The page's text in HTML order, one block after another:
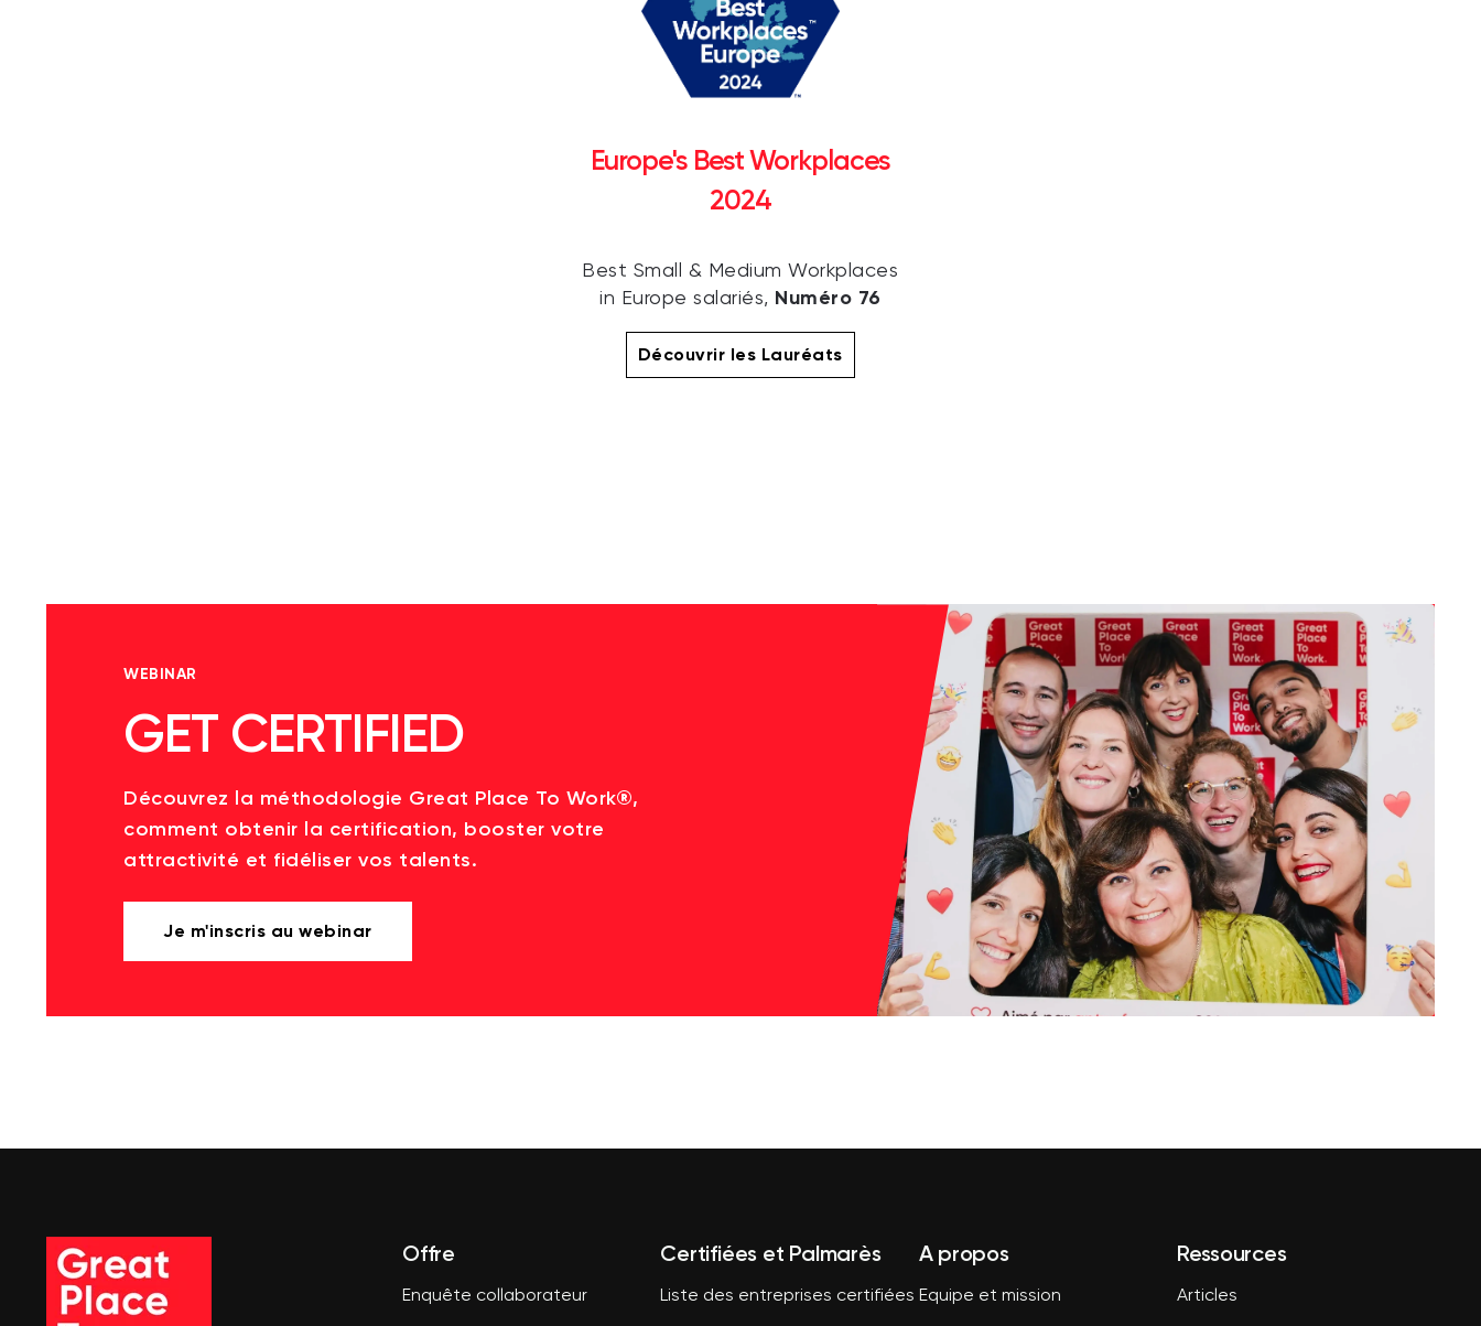
Europe's Best Workplaces
2024
Best Small & Medium Workplaces
in Europe salariés, Numéro 76
Découvrir les Lauréats
WEBINAR
GET CERTIFIED
Découvrez la méthodologie Great Place To Work®,
comment obtenir la certification, booster votre
attractivité et fidéliser vos talents.
Je m'inscris au webinar
Offre
Enquête collaborateur
Certifiées et Palmarès
Liste des entreprises certifiées
A propos
Equipe et mission
Ressources
Articles